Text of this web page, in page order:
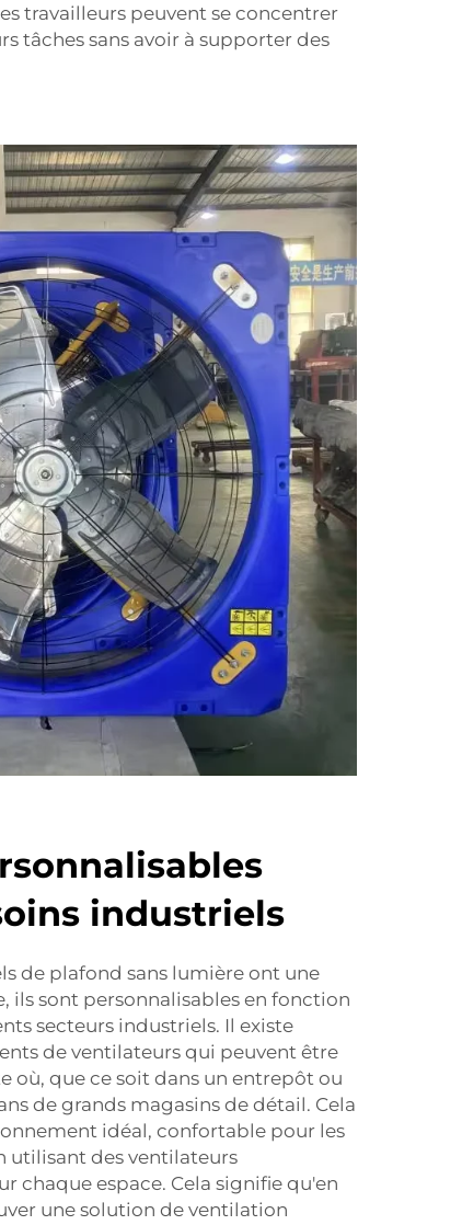
travailleurs peuvent se concentrer
tâches sans avoir à supporter des
industriels
de plafond sans lumière ont une
ils sont personnalisables en fonction
secteurs industriels. Il existe
de ventilateurs qui peuvent être
où, que ce soit dans un entrepôt ou
de grands magasins de détail. Cela
idéal, confortable pour les
utilisant des ventilateurs
chaque espace. Cela signifie qu'en
une solution de ventilation